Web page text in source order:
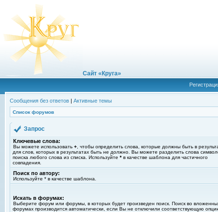
Сайт «Круга»
Сообщения без ответов | Активные темы
Список форумов
Запрос
Ключевые слова:
Вы можете использовать + , чтобы определить слова, которые должны быть в
для слов, которых в результатах быть не должно. Вы можете разделить слова
поиска любого слова из списка. Используйте * в качестве шаблона для частичного
совпадения.
Поиск по автору:
Используйте * в качестве шаблона.
Искать в форумах:
Выберите форум или форумы, в которых будет произведен поиск. Поиск во
форумах производится автоматически, если Вы не отключили соответствующую